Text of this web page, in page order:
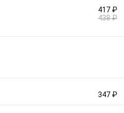
417 ₽
438 ₽
347 ₽